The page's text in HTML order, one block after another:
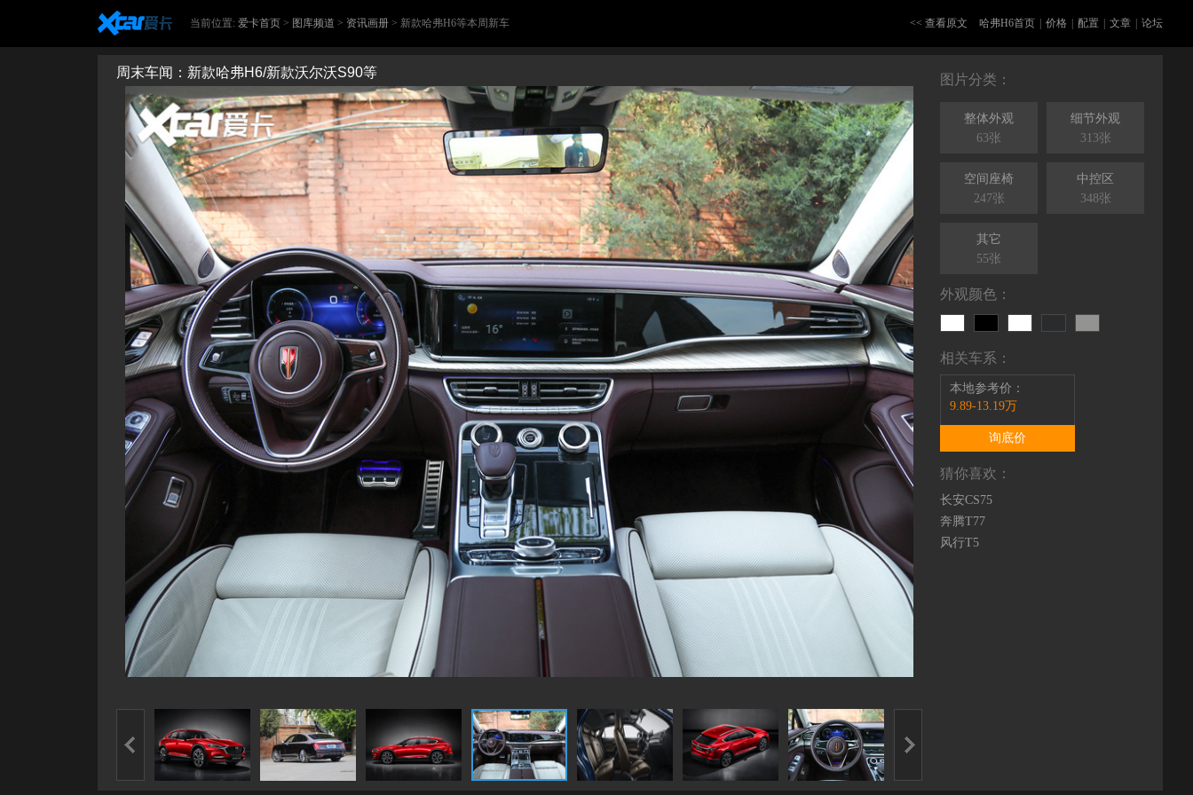
当前位置: 爱卡首页 > 图库频道 > 资讯画册 > 新款哈弗H6等本周新车 << 查看原文 哈弗H6首页 价格 配置 文章 论坛
周末车闻：新款哈弗H6/新款沃尔沃S90等 图片分类：
整体外观
63张
细节外观
313张
空间座椅
247张
中控区
348张
其它
55张
外观颜色：
相关车系：
本地参考价：
9.89-13.19万
询底价
猜你喜欢：
长安CS75
奔腾T77
风行T5